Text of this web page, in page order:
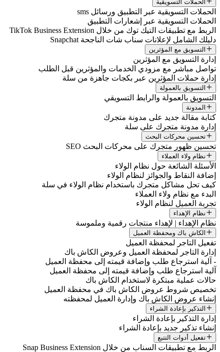
الحملات التسويقية
الحملات التسويقية عبر التطبيق ورسائل sms
الحملات التسويقية عبر إشعارات التطبيق
الربط مع تطبيقات التيك توك من خلال TikTok Business Extension
دليلك الشامل لإعلانات سناب شات الناجحة Snapchat
التسويق مع المؤثرين
إدارة التسويق مع المؤثرين
تواصل مباشر مع مزودي الخدمات والمؤثرين قبل الطلب
إدارة حملات المؤثرين عبر بكجات جاهزة من سلة
التسويق بالعمولة
التسويق بالعمولة والرابط التسويقي
المدونة
كتابة مقالة جديد على مدونة متجرك
إدارة مدونة متجرك على سلة
تحسين محركات البحث
تحسين ظهور متجرك على محركات البحث SEO
نظام ولاء العملاء
الأسئلة الشائعة حول نظام الولاء
إضافة النقاط والجوائز لنظام الولاء
كيف تحل مشاكل متجرك باستخدام نظام الولاء في سلة
البدء مع نظام ولاء العملاء
تجربة العميل لنظام الولاء
نظام الإهداء
نظام الإهداء | لإهداء منتجات رقمية وملموسة
الكاش باك ومحفظة العميل
تفعيل التاجر لمحفظة العميل
إدارة التاجر لمحفظة العميل وعروض الكاش باك
- آلية استرجاع طلب وإضافة قيمته إلى محفظة العميل
آلية استرجاع طلب وإضافة قيمته إلى محفظة العميل
حالات عملية مبتكرة لاستخدام الكاش باك
تخصيص شروط عروض الكاش باك في محفظة العميل
إنشاء عروض الكاش باك وإدارة العميل لمحفظته
التذكير بإعادة الشراء
إدارة التذكير بإعادة الشراء
إنشاء تذكير جديد بإعادة الشراء
تفعيل أدوات التتبع
الربط مع تطبيقات السناب من خلال Snap Business Extension